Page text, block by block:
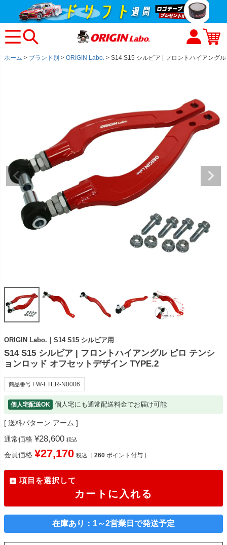
ホーム ブランド別 ORIGIN Labo. S14 S15 シルビア | フロントハイアング
ORIGIN Labo.｜S14 S15 シルビア用
S14 S15 シルビア | フロントハイアングル ピロ テンシ
ョンロッド オフセットデザイン TYPE.2
商品番号 FW-FTER-N0006
個人宅配送OK 個人宅にも通常配送料金でお届け可能
送料パターン アーム
通常価格 ¥28,600 税込
会員価格 ¥27,170 税込 [ 260 ポイント付与 ]
項目を選択して
カートに入れる
在庫あり：1～2営業日で発送予定